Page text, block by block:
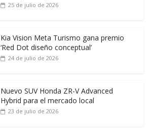
25 de julio de 2026
Kia Vision Meta Turismo gana premio
‘Red Dot diseño conceptual’
24 de julio de 2026
Nuevo SUV Honda ZR-V Advanced
Hybrid para el mercado local
23 de julio de 2026